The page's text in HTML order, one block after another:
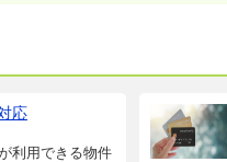
応
利用できる物件